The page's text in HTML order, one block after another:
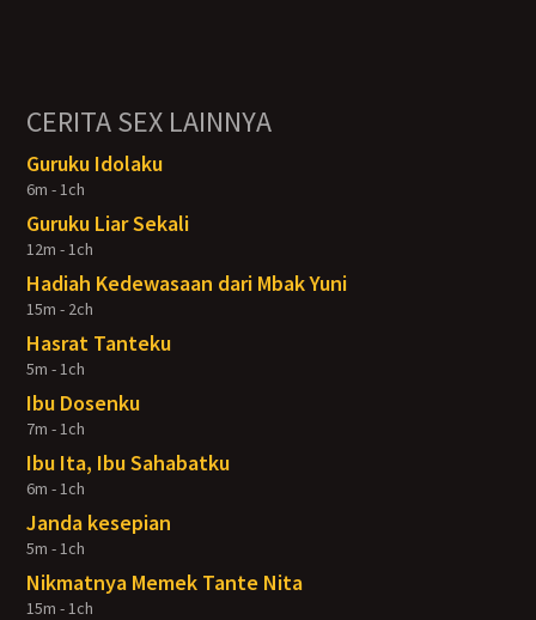
CERITA SEX LAINNYA
Guruku Idolaku
6m - 1ch
Guruku Liar Sekali
12m - 1ch
Hadiah Kedewasaan dari Mbak Yuni
15m - 2ch
Hasrat Tanteku
5m - 1ch
Ibu Dosenku
7m - 1ch
Ibu Ita, Ibu Sahabatku
6m - 1ch
Janda kesepian
5m - 1ch
Nikmatnya Memek Tante Nita
15m - 1ch